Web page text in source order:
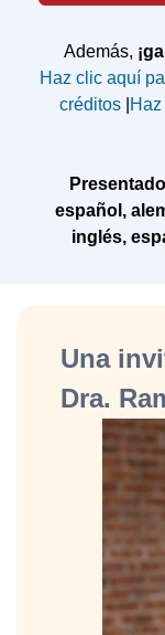
Además,
Haz clic aquí
créditos
español,
inglés,
Una
Dra.